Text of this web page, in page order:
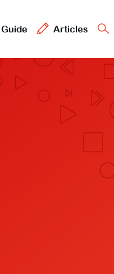
Guide Articles